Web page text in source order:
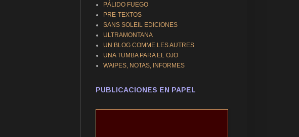
PÁLIDO FUEGO
PRE-TEXTOS
SANS SOLEIL EDICIONES
ULTRAMONTANA
UN BLOG COMME LES AUTRES
UNA TUMBA PARA EL OJO
WAIPES, NOTAS, INFORMES
PUBLICACIONES EN PAPEL